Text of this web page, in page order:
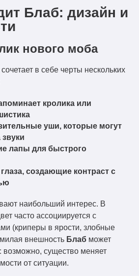
Блаб: дизайн и
нового моба
сочетает в себе черты нескольких
кролика или
уши, которые могут
звуки
лапы для быстрого
, создающие контраст с
наибольший интерес. В
часто ассоциируется с
(криперы в ярости, злобные
внешность Блаб может
возможно, существо меняет
от ситуации.